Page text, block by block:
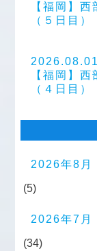
【福岡】
（５日目）
2026.08.01
【福岡】
（４日目）
2026年8月
(5)
2026年7月
(34)